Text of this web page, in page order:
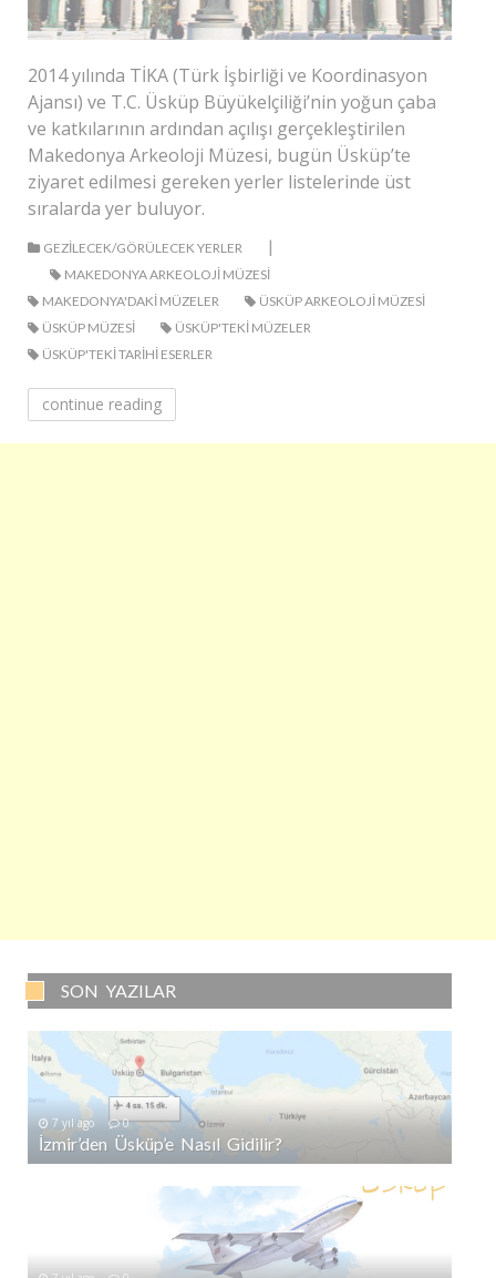
2014 yılında TİKA (Türk İşbirliği ve Koordinasyon
Ajansı) ve T.C. Üsküp Büyükelçiliği’nin yoğun çaba
ve katkılarının ardından açılışı gerçekleştirilen
Makedonya Arkeoloji Müzesi, bugün Üsküp’te
ziyaret edilmesi gereken yerler listelerinde üst
sıralarda yer buluyor.
GEZILECEK/GÖRÜLECEK YERLER |
MAKEDONYA ARKEOLOJI MÜZESI
MAKEDONYA'DAKI MÜZELER
ÜSKÜP ARKEOLOJI MÜZESI
ÜSKÜP MÜZESI
ÜSKÜP'TEKI MÜZELER
ÜSKÜP'TEKI TARIHI ESERLER
continue reading
SON YAZILAR
7 yıl ago 0
İzmir’den Üsküp’e Nasıl Gidilir?